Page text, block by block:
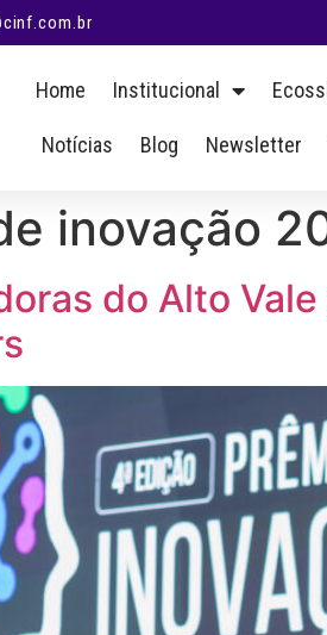
Home Institucional
Notícias Blog Newsletter
inovação
do Alto